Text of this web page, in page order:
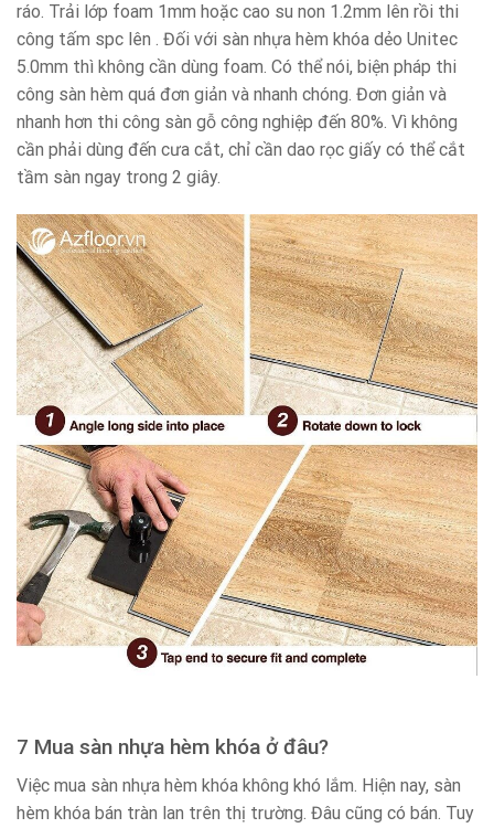
ráo. Trải lớp foam 1mm hoặc cao su non 1.2mm lên rồi thi
công tấm spc lên . Đối với sàn nhựa hèm khóa dẻo Unitec
5.0mm thì không cần dùng foam. Có thể nói, biện pháp thi
công sàn hèm quá đơn giản và nhanh chóng. Đơn giản và
nhanh hơn thi công sàn gỗ công nghiệp đến 80%. Vì không
cần phải dùng đến cưa cắt, chỉ cần dao rọc giấy có thể cắt
tầm sàn ngay trong 2 giây.
7 Mua sàn nhựa hèm khóa ở đâu?
Việc mua sàn nhựa hèm khóa không khó lắm. Hiện nay, sàn
hèm khóa bán tràn lan trên thị trường. Đâu cũng có bán. Tuy